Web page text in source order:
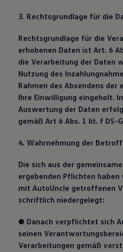
3. Rechtsgrundlage für die
Rechtsgrundlage für die
erhobenen Daten ist Art. 6
die Verarbeitung der Daten
Nutzung des
Rahmen des Absendens der
Ihre Einwilligung eingeholt.
Auswertung der Daten
gemäß Art 6 Abs. 1 lit. f DS-
4. Wahrnehmung der
Die sich aus der
ergebenden Pflichten haben
mit AutoUncle getroffenen
schriftlich niedergelegt:
● Danach verpflichtet sich
seinen
Verarbeitungen gemäß